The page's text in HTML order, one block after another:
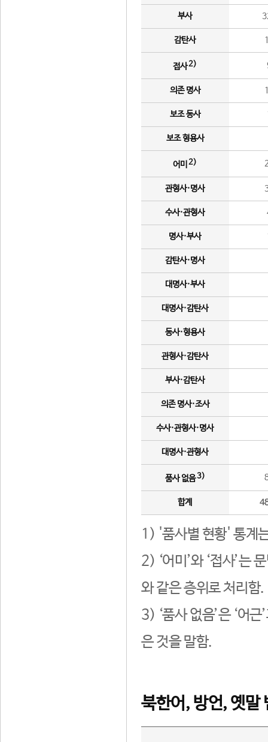
부사
감탄사
접사2)
의존 명사
보조 동사
보조 형용사
어미 2)
관형사·명사
수사·관형사
명사·부사
감탄사·명사
대명사·부사
대명사·감탄사
동사·형용사
관형사·감탄사
부사·감탄사
의존 명사·조사
수사·관형사·명사
대명사·관형사
품사 없음3)
합계
1) '품사별 현황' 통계
2) ‘어미’와 ‘접사’는
와 같은 층위로 처리함.
3) ‘품사 없음’은 ‘어
은 것을 말함.
북한어, 방언, 옛말